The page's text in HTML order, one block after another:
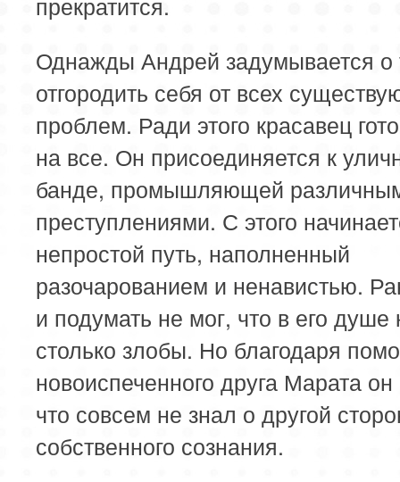
Однажды Андрей задумывается о
отгородить себя от всех
проблем. Ради этого красавец
на все. Он присоединяется к
банде, промышляющей
преступлениями. С этого
непростой путь, наполненный
разочарованием и ненавистью.
и подумать не мог, что в его душе
столько злобы. Но благодаря
новоиспеченного друга Марата
что совсем не знал о другой
собственного сознания.